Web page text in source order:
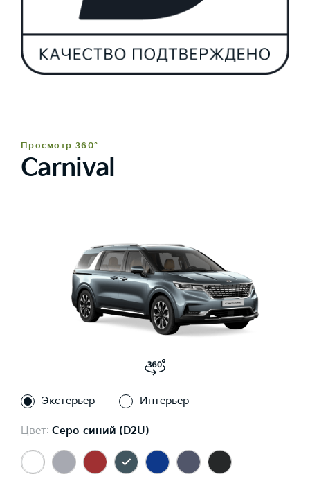
Просмотр 360°
Carnival
Экстерьер Интерьер
Цвет: Серо-синий (D2U)